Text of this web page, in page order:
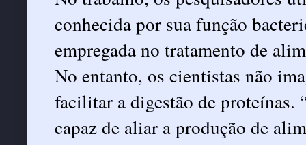
conhecida por sua função
empregada no tratamento de
No entanto, os cientistas não
facilitar a digestão de proteínas.
capaz de aliar a produção de